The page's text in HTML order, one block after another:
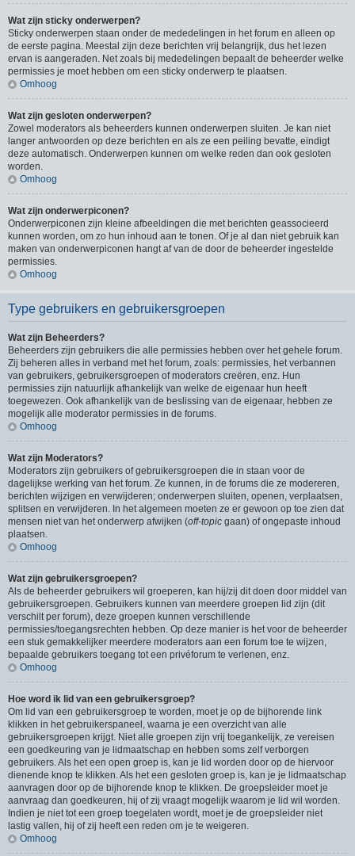
Wat zijn sticky onderwerpen?
Sticky onderwerpen staan onder de mededelingen in het forum en alleen op
de eerste pagina. Meestal zijn deze berichten vrij belangrijk, dus het lezen
ervan is aangeraden. Net zoals bij mededelingen bepaalt de beheerder welke
permissies je moet hebben om een sticky onderwerp te plaatsen.
Omhoog
Wat zijn gesloten onderwerpen?
Zowel moderators als beheerders kunnen onderwerpen sluiten. Je kan niet
langer antwoorden op deze berichten en als ze een peiling bevatte, eindigt
deze automatisch. Onderwerpen kunnen om welke reden dan ook gesloten
worden.
Omhoog
Wat zijn onderwerpiconen?
Onderwerpiconen zijn kleine afbeeldingen die met berichten geassocieerd
kunnen worden, om zo hun inhoud aan te tonen. Of je al dan niet gebruik kan
maken van onderwerpiconen hangt af van de door de beheerder ingestelde
permissies.
Omhoog
Type gebruikers en gebruikersgroepen
Wat zijn Beheerders?
Beheerders zijn gebruikers die alle permissies hebben over het gehele forum.
Zij beheren alles in verband met het forum, zoals: permissies, het verbannen
van gebruikers, gebruikersgroepen of moderators creëren, enz. Hun
permissies zijn natuurlijk afhankelijk van welke de eigenaar hun heeft
toegewezen. Ook afhankelijk van de beslissing van de eigenaar, hebben ze
mogelijk alle moderator permissies in de forums.
Omhoog
Wat zijn Moderators?
Moderators zijn gebruikers of gebruikersgroepen die in staan voor de
dagelijkse werking van het forum. Ze kunnen, in de forums die ze modereren,
berichten wijzigen en verwijderen; onderwerpen sluiten, openen, verplaatsen,
splitsen en verwijderen. In het algemeen moeten ze er gewoon op toe zien dat
mensen niet van het onderwerp afwijken (off-topic gaan) of ongepaste inhoud
plaatsen.
Omhoog
Wat zijn gebruikersgroepen?
Als de beheerder gebruikers wil groeperen, kan hij/zij dit doen door middel van
gebruikersgroepen. Gebruikers kunnen van meerdere groepen lid zijn (dit
verschilt per forum), deze groepen kunnen verschillende
permissies/toegangsrechten hebben. Op deze manier is het voor de beheerder
een stuk gemakkelijker meerdere moderators aan een forum toe te wijzen,
bepaalde gebruikers toegang tot een privéforum te verlenen, enz.
Omhoog
Hoe word ik lid van een gebruikersgroep?
Om lid van een gebruikersgroep te worden, moet je op de bijhorende link
klikken in het gebruikerspaneel, waarna je een overzicht van alle
gebruikersgroepen krijgt. Niet alle groepen zijn vrij toegankelijk, ze vereisen
een goedkeuring van je lidmaatschap en hebben soms zelf verborgen
gebruikers. Als het een open groep is, kan je lid worden door op de hiervoor
dienende knop te klikken. Als het een gesloten groep is, kan je je lidmaatschap
aanvragen door op de bijhorende knop te klikken. De groepsleider moet je
aanvraag dan goedkeuren, hij of zij vraagt mogelijk waarom je lid wil worden.
Indien je niet tot een groep toegelaten wordt, moet je de groepsleider niet
lastig vallen, hij of zij heeft een reden om je te weigeren.
Omhoog